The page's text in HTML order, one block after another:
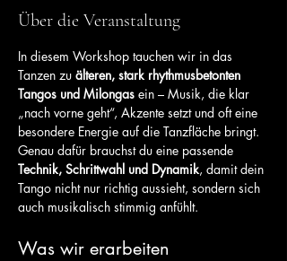
Über die Veranstaltung
In diesem Workshop tauchen wir in das
Tanzen zu älteren, stark rhythmusbetonten
Tangos und Milongas ein – Musik, die klar
„nach vorne geht“, Akzente setzt und oft eine
besondere Energie auf die Tanzfläche bringt.
Genau dafür brauchst du eine passende
Technik, Schrittwahl und Dynamik, damit dein
Tango nicht nur richtig aussieht, sondern sich
auch musikalisch stimmig anfühlt.
Was wir erarbeiten